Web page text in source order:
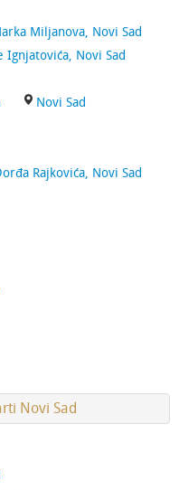
Miljanova, Novi Sad
Ignjatovića, Novi Sad
Novi Sad
Rajkovića, Novi Sad
Novi Sad